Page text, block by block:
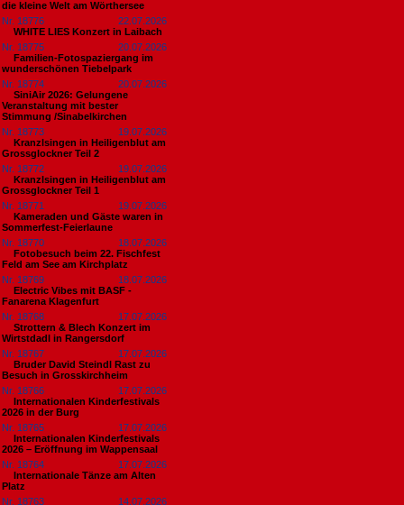
die kleine Welt am Wörthersee
Nr. 18776
22.07.2026
WHITE LIES Konzert in Laibach
Nr. 18775
20.07.2026
Familien-Fotospaziergang im
wunderschönen Tiebelpark
Nr. 18774
20.07.2026
SiniAir 2026: Gelungene
Veranstaltung mit bester
Stimmung /Sinabelkirchen
Nr. 18773
19.07.2026
Kranzlsingen in Heiligenblut am
Grossglockner Teil 2
Nr. 18772
19.07.2026
Kranzlsingen in Heiligenblut am
Grossglockner Teil 1
Nr. 18771
19.07.2026
Kameraden und Gäste waren in
Sommerfest-Feierlaune
Nr. 18770
18.07.2026
Fotobesuch beim 22. Fischfest
Feld am See am Kirchplatz
Nr. 18769
18.07.2026
Electric Vibes mit BASF -
Fanarena Klagenfurt
Nr. 18768
17.07.2026
Strottern & Blech Konzert im
Wirtstdadl in Rangersdorf
Nr. 18767
17.07.2026
Bruder David Steindl Rast zu
Besuch in Grosskirchheim
Nr. 18766
17.07.2026
Internationalen Kinderfestivals
2026 in der Burg
Nr. 18765
17.07.2026
Internationalen Kinderfestivals
2026 – Eröffnung im Wappensaal
Nr. 18764
17.07.2026
Internationale Tänze am Alten
Platz
Nr. 18763
14.07.2026